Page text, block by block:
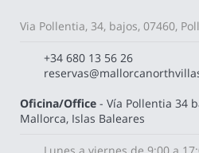
Via Pollentia, 34, bajos, 07460,
+34 680 13 56 26
Oficina/Office - Vía Pollentia 34
Mallorca, Islas Baleares